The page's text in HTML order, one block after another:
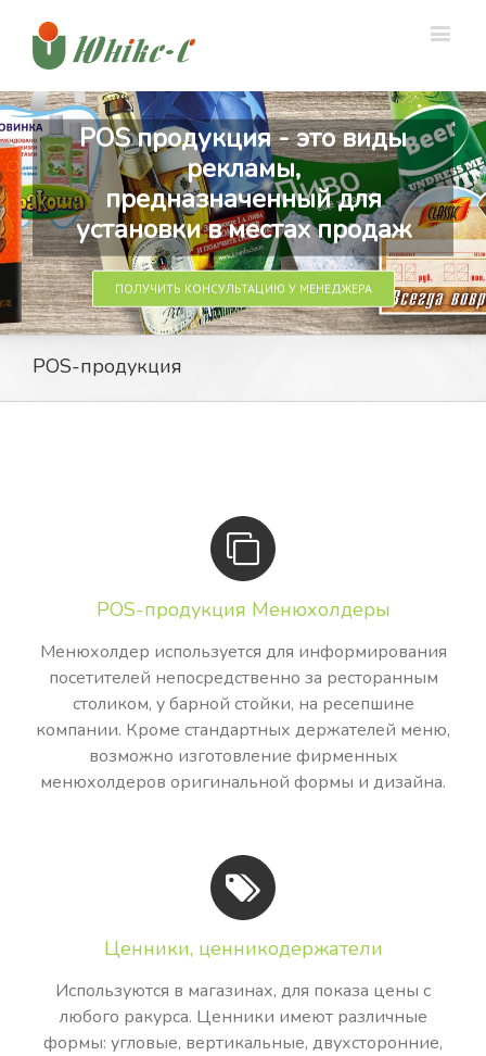
POS продукция - это виды
рекламы,
предназначенный для
установки в местах продаж
ПОЛУЧИТЬ КОНСУЛЬТАЦИЮ У МЕНЕДЖЕРА
POS-продукция
POS-продукция Менюхолдеры
Менюхолдер используется для информирования
посетителей непосредственно за ресторанным
столиком, у барной стойки, на ресепшине
компании. Кроме стандартных держателей меню,
возможно изготовление фирменных
менюхолдеров оригинальной формы и дизайна.
Ценники, ценникодержатели
Используются в магазинах, для показа цены с
любого ракурса. Ценники имеют различные
формы: угловые, вертикальные, двухсторонние,